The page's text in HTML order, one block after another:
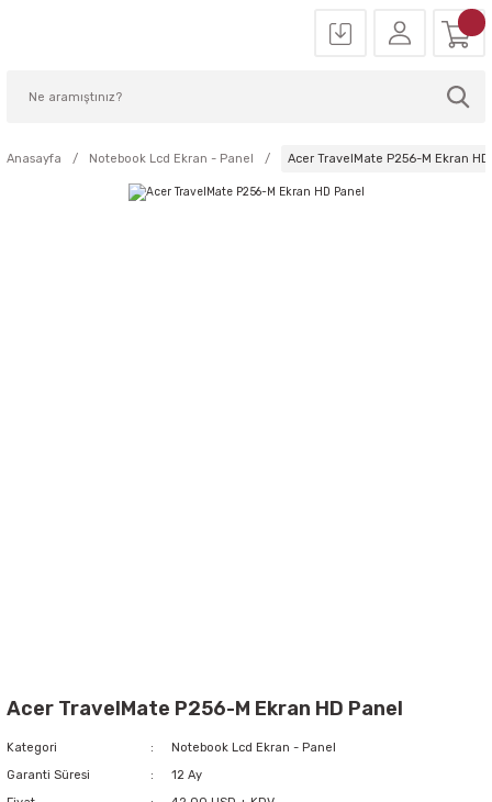
Anasayfa Notebook Lcd Ekran - Panel Acer TravelMate P256-M Ekran
Acer TravelMate P256-M Ekran HD Panel
Kategori
Notebook Lcd Ekran - Panel
Garanti Süresi
12 Ay